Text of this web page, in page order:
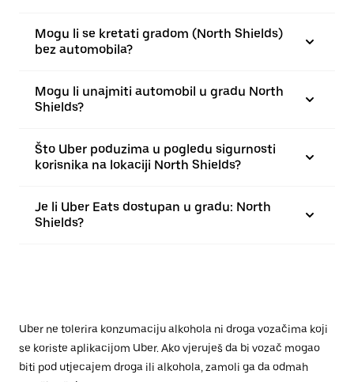
Mogu li se kretati gradom (North Shields)
bez automobila?
Mogu li unajmiti automobil u gradu North
Shields?
Što Uber poduzima u pogledu sigurnosti
korisnika na lokaciji North Shields?
Je li Uber Eats dostupan u gradu: North
Shields?
Uber ne tolerira konzumaciju alkohola ni droga vozačima koji
se koriste aplikacijom Uber. Ako vjeruješ da bi vozač mogao
biti pod utjecajem droga ili alkohola, zamoli ga da odmah